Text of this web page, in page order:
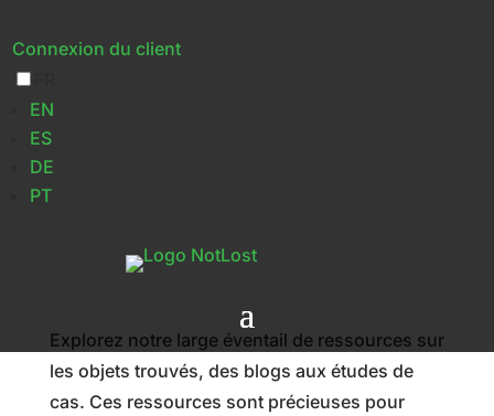
Connexion du client
EN
ES
DE
PT
Explorez notre large éventail de ressources sur
les objets trouvés, des blogs aux études de
cas. Ces ressources sont précieuses pour